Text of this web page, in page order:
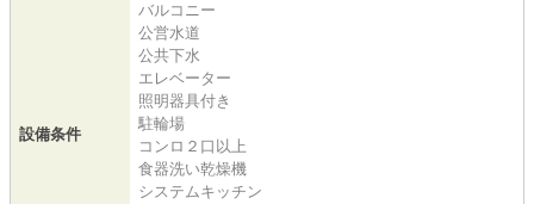
設備条件
バルコニー
公営水道
公共下水
エレベーター
照明器具付き
駐輪場
コンロ２口以上
食器洗い乾燥機
システムキッチン